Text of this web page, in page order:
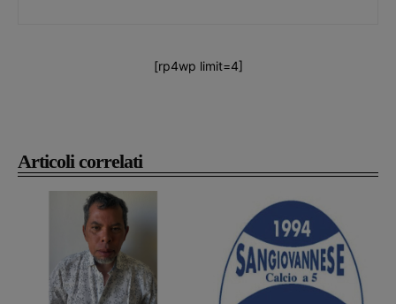
Articoli correlati
[rp4wp limit=4]